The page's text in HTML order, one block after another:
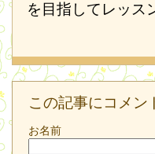
を目指してレッス
この記事にコメン
お名前